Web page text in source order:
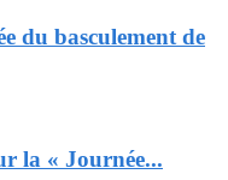
du basculement de
la « Journée...